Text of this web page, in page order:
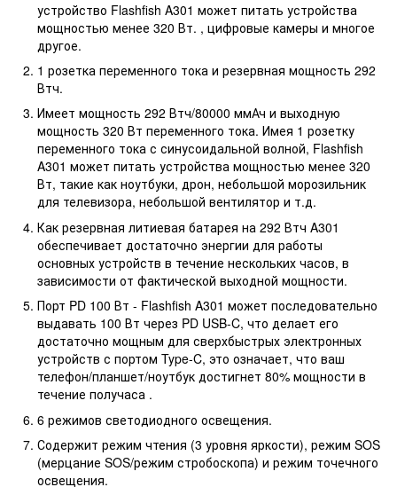
устройство Flashfish A301 может питать устройства
мощностью менее 320 Вт. , цифровые камеры и многое
другое.
1 розетка переменного тока и резервная мощность 292
Втч.
Имеет мощность 292 Втч/80000 ммАч и выходную
мощность 320 Вт переменного тока. Имея 1 розетку
переменного тока с синусоидальной волной, Flashfish
A301 может питать устройства мощностью менее 320
Вт, такие как ноутбуки, дрон, небольшой морозильник
для телевизора, небольшой вентилятор и т.д.
Как резервная литиевая батарея на 292 Втч A301
обеспечивает достаточно энергии для работы
основных устройств в течение нескольких часов, в
зависимости от фактической выходной мощности.
Порт PD 100 Вт - Flashfish A301 может последовательно
выдавать 100 Вт через PD USB-C, что делает его
достаточно мощным для сверхбыстрых электронных
устройств с портом Type-C, это означает, что ваш
телефон/планшет/ноутбук достигнет 80% мощности в
течение получаса .
6 режимов светодиодного освещения.
Содержит режим чтения (3 уровня яркости), режим SOS
(мерцание SOS/режим стробоскопа) и режим точечного
освещения.